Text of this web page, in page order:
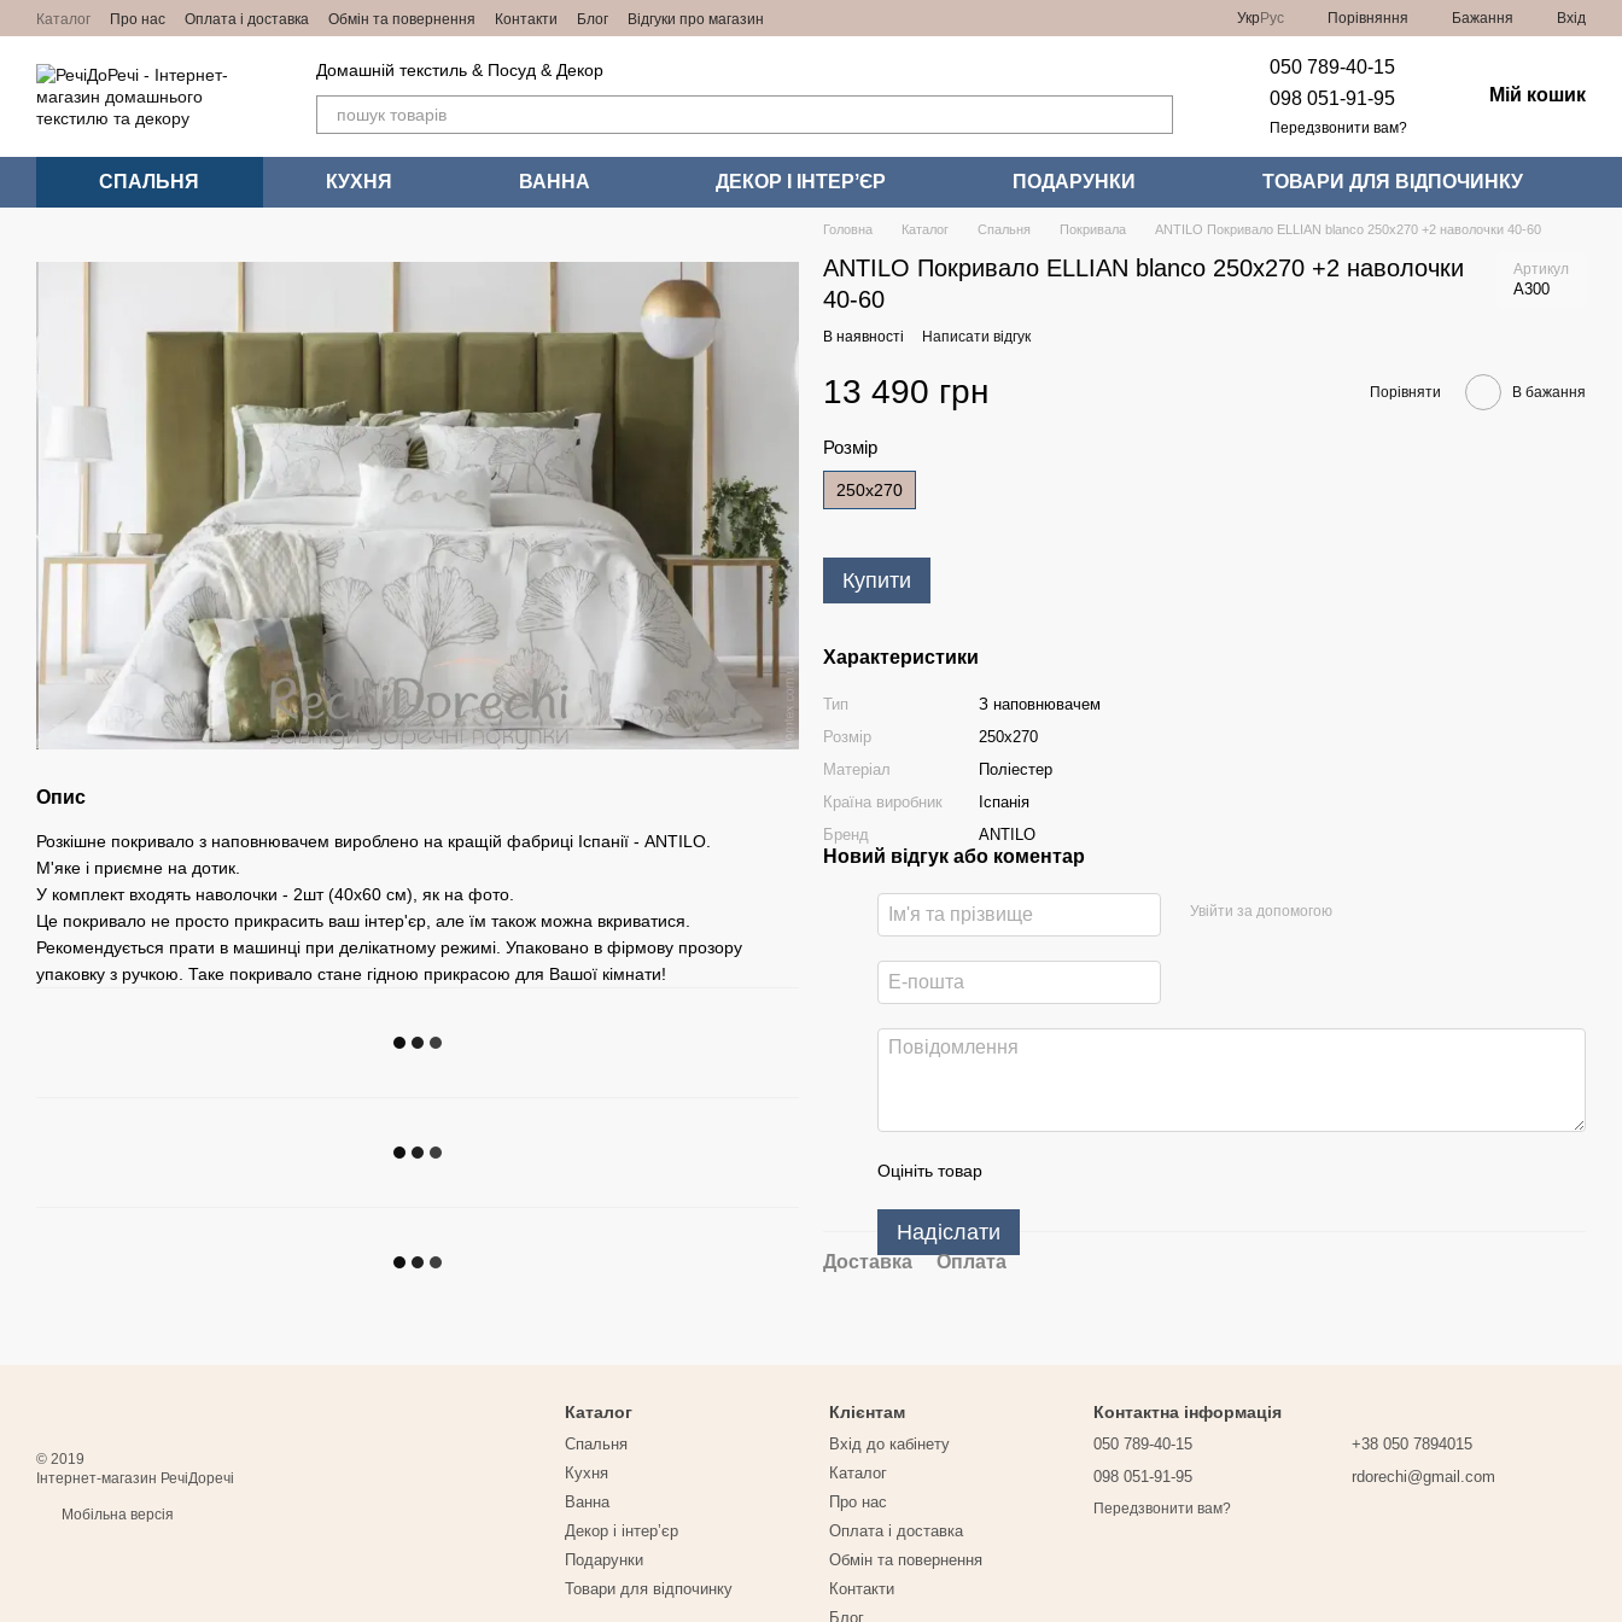
Перейти до основного контенту
Каталог Про нас Оплата і доставка Обмін та повернення Контакти Блог Відгуки про магазин УкрРус Порівняння Бажання Вхід
Домашній текстиль & Посуд & Декор
050 789-40-15
098 051-91-95
Передзвонити вам?
Мій кошик
СПАЛЬНЯ КУХНЯ ВАННА ДЕКОР І ІНТЕРʼЄР ПОДАРУНКИ ТОВАРИ ДЛЯ ВІДПОЧИНКУ
Опис
Розкішне покривало з наповнювачем вироблено на кращій фабриці Іспанії - ANTILO.
М'яке і приємне на дотик.
У комплект входять наволочки - 2шт (40х60 см), як на фото.
Це покривало не просто прикрасить ваш інтер'єр, але їм також можна вкриватися.
Рекомендується прати в машинці при делікатному режимі. Упаковано в фірмову прозору
упаковку з ручкою. Таке покривало стане гідною прикрасою для Вашої кімнати!
Головна Каталог Спальня Покривала ANTILO Покривало ELLIAN blanco 250x270 +2 наволочки 40-60
ANTILO Покривало ELLIAN blanco 250x270 +2 наволочки
40-60
Артикул
A300
В наявності Написати відгук
13 490 грн Порівняти В бажання
Розмір
250x270
Купити
Характеристики
Тип
З наповнювачем
Розмір
250x270
Матеріал
Поліестер
Країна виробник
Іспанія
Бренд
ANTILO
Новий відгук або коментар
Увійти за допомогою
Оцініть товар
Надіслати
Доставка Оплата
© 2019
Інтернет-магазин РечіДоречі
Мобільна версія
Каталог
Спальня
Кухня
Ванна
Декор і інтерʼєр
Подарунки
Товари для відпочинку
Клієнтам
Вхід до кабінету
Каталог
Про нас
Оплата і доставка
Обмін та повернення
Контакти
Блог
Контактна інформація
050 789-40-15
098 051-91-95
Передзвонити вам?
+38 050 7894015
rdorechi@gmail.com